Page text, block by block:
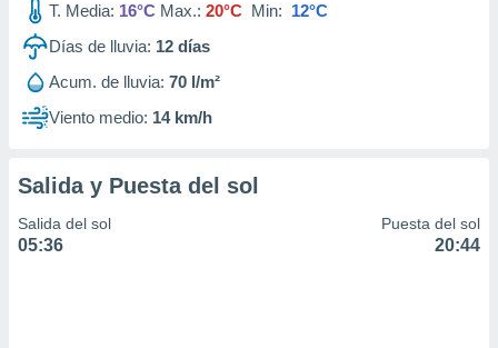
T. Media: 16°C Max.: 20°C Min: 12°C
Días de lluvia: 12 días
Acum. de lluvia: 70 l/m²
Viento medio: 14 km/h
Salida y Puesta del sol
Salida del sol
05:36
Puesta del sol
20:44